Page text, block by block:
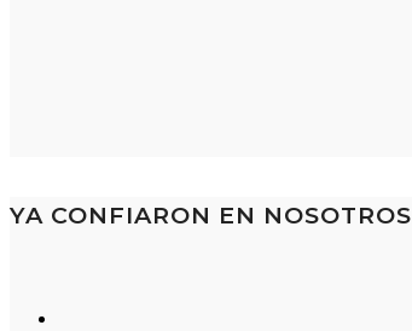
YA CONFIARON EN NOSOTROS